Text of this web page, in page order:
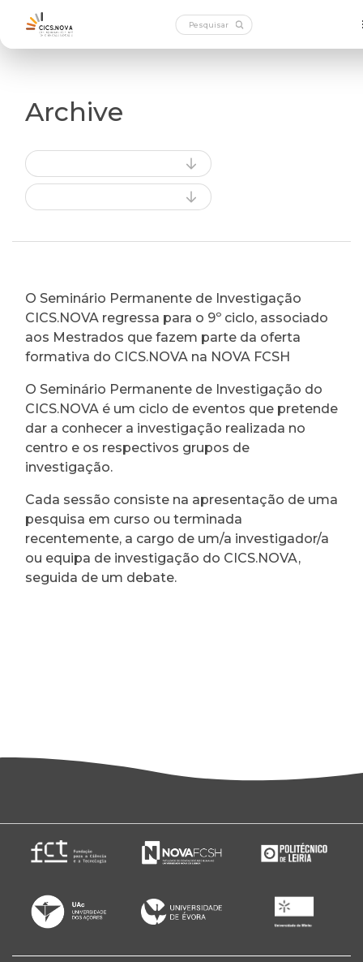
Archive
O Seminário Permanente de Investigação
CICS.NOVA regressa para o 9º ciclo, associado
aos Mestrados que fazem parte da oferta
formativa do CICS.NOVA na NOVA FCSH
O Seminário Permanente de Investigação do
CICS.NOVA é um ciclo de eventos que pretende
dar a conhecer a investigação realizada no
centro e os respectivos grupos de
investigação.
Cada sessão consiste na apresentação de uma
pesquisa em curso ou terminada
recentemente, a cargo de um/a investigador/a
ou equipa de investigação do CICS.NOVA,
seguida de um debate.